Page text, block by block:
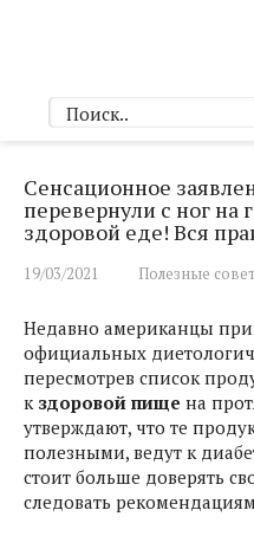
Сенсационное
перевернули с ног на
здоровой еде! Вся
19/03/2021 Полезные
Недавно американцы
официальных
пересмотрев список
к здоровой пище на
утверждают, что те
полезными, ведут к
стоит больше доверять
следовать